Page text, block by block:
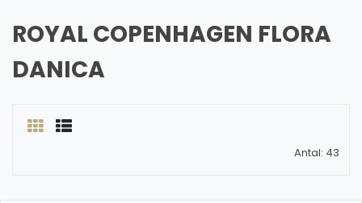
ROYAL COPENHAGEN FLORA
DANICA
Antal: 43